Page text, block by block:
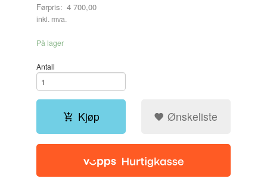
Førpris: 4 700,00
Rabatt
inkl. mva.
På lager
Antall
Kjøp Ønskeliste